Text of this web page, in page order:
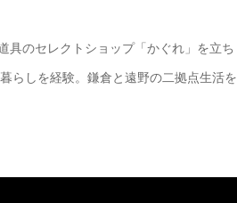
具のセレクトショップ「かぐれ」を立ち
らしを経験。鎌倉と遠野の二拠点生活を